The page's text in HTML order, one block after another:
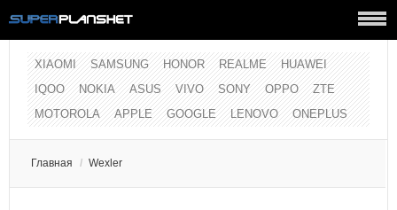
XIAOMI SAMSUNG HONOR REALME
HUAWEI
IQOO
NOKIA ASUS VIVO SONY OPPO
ZTE
MOTOROLA
APPLE GOOGLE LENOVO ONEPLUS
Главная / Wexler